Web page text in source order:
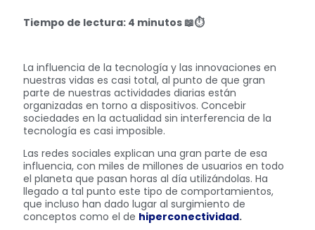
Tiempo de lectura: 4 minutos 📖⏱
La influencia de la tecnología y las innovaciones en
nuestras vidas es casi total, al punto de que gran
parte de nuestras actividades diarias están
organizadas en torno a dispositivos. Concebir
sociedades en la actualidad sin interferencia de la
tecnología es casi imposible.
Las redes sociales explican una gran parte de esa
influencia, con miles de millones de usuarios en todo
el planeta que pasan horas al día utilizándolas. Ha
llegado a tal punto este tipo de comportamientos,
que incluso han dado lugar al surgimiento de
conceptos como el de hiperconectividad.